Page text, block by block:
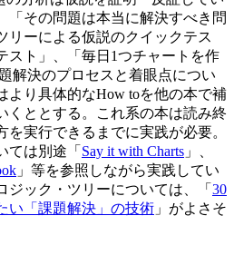
「その問題は本当に解決すべき問
リーによる仮説のクイックテス
スト」、「毎日1つチャートを作
解決のプロセスと着眼点につい
より具体的なHow toを他の本で補
くととする。これ系の本は読み終
実行できるまでに実践が必要。
ては別途「 Say it with Charts 」、
」等を参照しながら実践してい
ジック・ツリーについては、「 30
い「課題解決」の技術 」がよさそ